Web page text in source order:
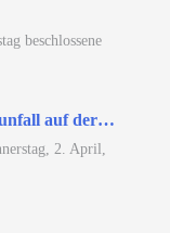
beschlossene
auf der…
2. April,